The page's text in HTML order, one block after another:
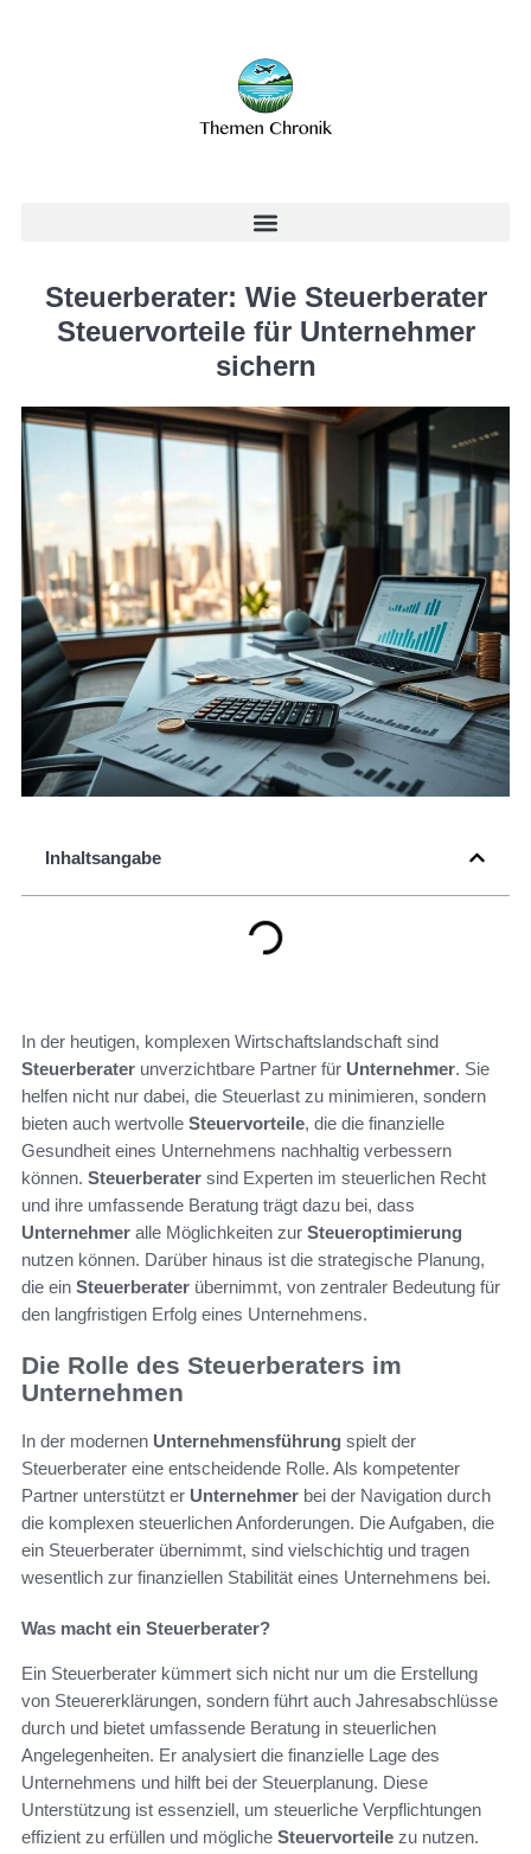
Steuerberater: Wie Steuerberater
Steuervorteile für Unternehmer
sichern
Inhaltsangabe
In der heutigen, komplexen Wirtschaftslandschaft sind
Steuerberater unverzichtbare Partner für Unternehmer. Sie
helfen nicht nur dabei, die Steuerlast zu minimieren, sondern
bieten auch wertvolle Steuervorteile, die die finanzielle
Gesundheit eines Unternehmens nachhaltig verbessern
können. Steuerberater sind Experten im steuerlichen Recht
und ihre umfassende Beratung trägt dazu bei, dass
Unternehmer alle Möglichkeiten zur Steueroptimierung
nutzen können. Darüber hinaus ist die strategische Planung,
die ein Steuerberater übernimmt, von zentraler Bedeutung für
den langfristigen Erfolg eines Unternehmens.
Die Rolle des Steuerberaters im
Unternehmen
In der modernen Unternehmensführung spielt der
Steuerberater eine entscheidende Rolle. Als kompetenter
Partner unterstützt er Unternehmer bei der Navigation durch
die komplexen steuerlichen Anforderungen. Die Aufgaben, die
ein Steuerberater übernimmt, sind vielschichtig und tragen
wesentlich zur finanziellen Stabilität eines Unternehmens bei.
Was macht ein Steuerberater?
Ein Steuerberater kümmert sich nicht nur um die Erstellung
von Steuererklärungen, sondern führt auch Jahresabschlüsse
durch und bietet umfassende Beratung in steuerlichen
Angelegenheiten. Er analysiert die finanzielle Lage des
Unternehmens und hilft bei der Steuerplanung. Diese
Unterstützung ist essenziell, um steuerliche Verpflichtungen
effizient zu erfüllen und mögliche Steuervorteile zu nutzen.